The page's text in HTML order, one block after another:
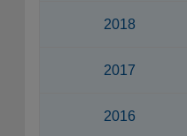
2018
2017
2016